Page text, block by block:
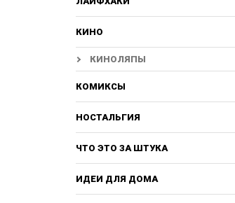
КИНО
КИНОЛЯПЫ
КОМИКСЫ
НОСТАЛЬГИЯ
ЧТО ЭТО ЗА ШТУКА
ИДЕИ ДЛЯ ДОМА